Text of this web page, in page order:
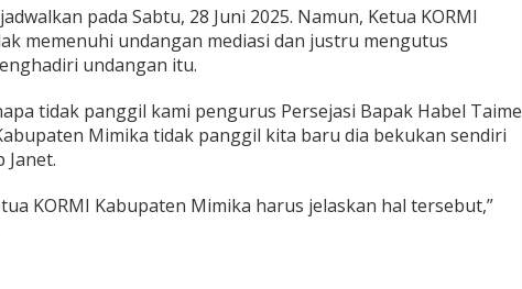
pada Sabtu, 28 Juni 2025. Namun, Ketua KORMI
memenuhi undangan mediasi dan justru mengutus
undangan itu.
tidak panggil kami pengurus Persejasi Bapak Habel Taime
Mimika tidak panggil kita baru dia bekukan sendiri
Janet.
KORMI Kabupaten Mimika harus jelaskan hal tersebut,”